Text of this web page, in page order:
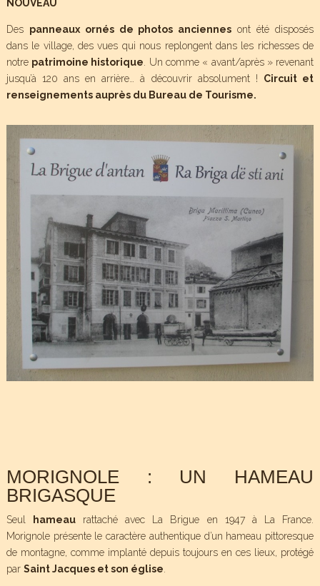
NOUVEAU
Des panneaux ornés de photos anciennes ont été disposés
dans le village, des vues qui nous replongent dans les richesses de
notre patrimoine historique . Un comme « avant/après » revenant
jusqu’à 120 ans en arrière… à découvrir absolument ! Circuit et
renseignements auprès du Bureau de Tourisme.
MORIGNOLE : UN HAMEAU
BRIGASQUE
Seul hameau rattaché avec La Brigue en 1947 à La France.
Morignole présente le caractère authentique d’un hameau pittoresque
de montagne, comme implanté depuis toujours en ces lieux, protégé
par Saint Jacques et son église